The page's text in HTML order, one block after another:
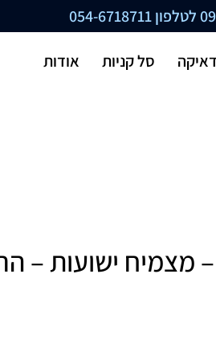
054-6718711
סל קניות
אודות
מצמיח ישועות –